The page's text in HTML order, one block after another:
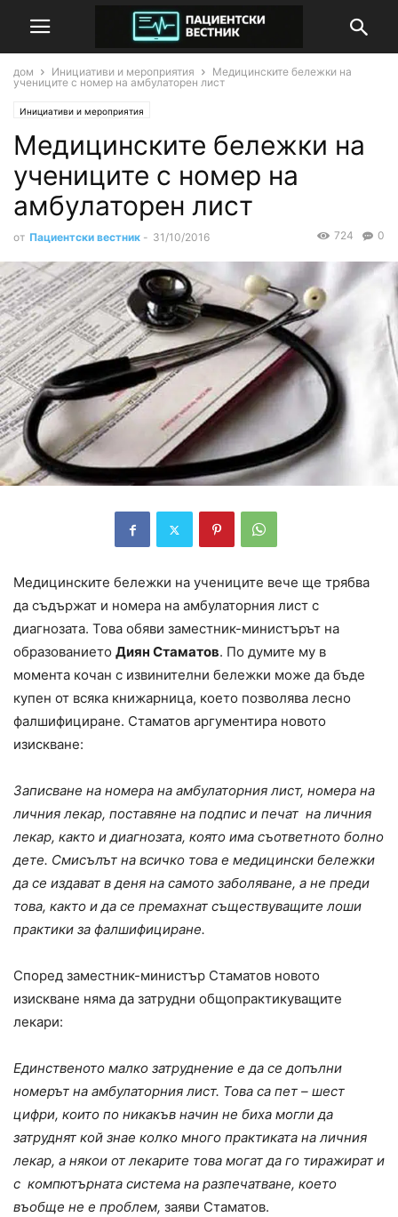
дом Инициативи и мероприятия
Медицинските бележки на
учениците с номер на амбулаторен лист
Инициативи и мероприятия
Медицинските бележки на
учениците с номер на
амбулаторен лист
от Пациентски вестник - 31/10/2016 0
724
Медицинските бележки на учениците вече ще трябва
да съдържат и номера на амбулаторния лист с
диагнозата. Това обяви заместник-министърът на
образованието Диян Стаматов. По думите му в
момента кочан с извинителни бележки може да бъде
купен от всяка книжарница, което позволява лесно
фалшифициране. Стаматов аргументира новото
изискване:
Записване на номера на амбулаторния лист, номера на
личния лекар, поставяне на подпис и печат на личния
лекар, както и диагнозата, която има съответното болно
дете. Смисълът на всичко това е медицински бележки
да се издават в деня на самото заболяване, а не преди
това, както и да се премахнат съществуващите лоши
практики за фалшифициране.
Според заместник-министър Стаматов новото
изискване няма да затрудни общопрактикуващите
лекари:
Единственото малко затруднение е да се допълни
номерът на амбулаторния лист. Това са пет – шест
цифри, които по никакъв начин не биха могли да
затруднят кой знае колко много практиката на личния
лекар, а някои от лекарите това могат да го тиражират и
с компютърната система на разпечатване, което
въобще не е проблем, заяви Стаматов.